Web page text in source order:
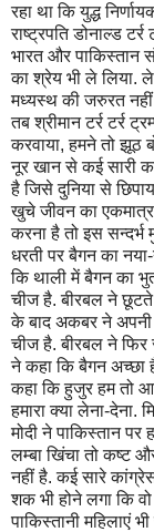
रहा था कि युद्ध
राष्ट्रपति डोनाल्ड
भारत और पाकिस्तान
का श्रेय भी ले लिया.
मध्यस्थ की जरुरत
तब श्रीमान टर्र टर्र
करवाया, हमने तो झूठ
नूर खान से कई सारी
है जिसे दुनिया से
खुचे जीवन का एकमात्र
करना है तो इस
धरती पर बैगन का
कि थाली में बैगन का
चीज है. बीरबल ने
के बाद अकबर ने अपनी
चीज है. बीरबल ने
ने कहा कि बैगन अच्छा
कहा कि हुजुर हम तो
हमारा क्या लेना-देना.
मोदी ने पाकिस्तान पर
लम्बा खिंचा तो कष्ट
नहीं है. कई सारे
शक भी होने लगा कि वो
पाकिस्तानी